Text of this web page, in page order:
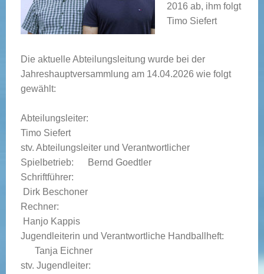
2016 ab, ihm folgt
Timo Siefert
Die aktuelle Abteilungsleitung wurde bei der
Jahreshauptversammlung am 14.04.2026 wie folgt
gewählt:
Abteilungsleiter:
Timo Siefert
stv. Abteilungsleiter und Verantwortlicher
Spielbetrieb: Bernd Goedtler
Schriftführer:
Dirk Beschoner
Rechner:
Hanjo Kappis
Jugendleiterin und Verantwortliche Handballheft:
Tanja Eichner
stv. Jugendleiter: